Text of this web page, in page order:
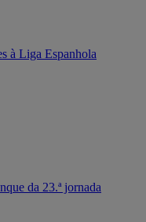
à Liga Espanhola
da 23.ª jornada